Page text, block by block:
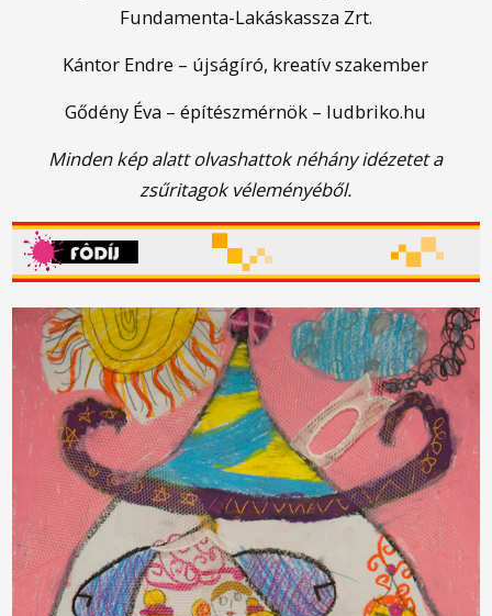
Fundamenta-Lakáskassza Zrt.
Kántor Endre – újságíró, kreatív szakember
Gődény Éva – építészmérnök – ludbriko.hu
Minden kép alatt olvashattok néhány idézetet a
zsűritagok véleményéből.